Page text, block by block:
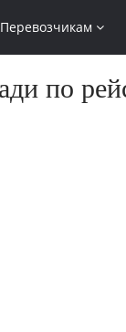
Перевозчикам
по